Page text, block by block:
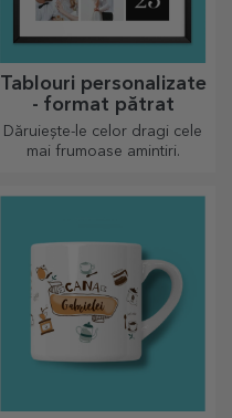
Tablouri personalizate
- format pătrat
Dăruiește-le celor dragi cele
mai frumoase amintiri.